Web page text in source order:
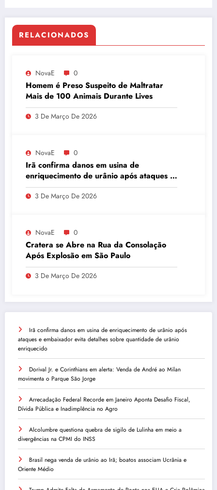
RELACIONADOS
NovaE 0
Homem é Preso Suspeito de Maltratar
Mais de 100 Animais Durante Lives
3 De Março De 2026
NovaE 0
Irã confirma danos em usina de
enriquecimento de urânio após ataques e
embaixador evita detalhes sobre
quantidade de urânio enriquecido
3 De Março De 2026
NovaE 0
Cratera se Abre na Rua da Consolação
Após Explosão em São Paulo
3 De Março De 2026
Irã confirma danos em usina de enriquecimento de urânio após
ataques e embaixador evita detalhes sobre quantidade de urânio
enriquecido
Dorival Jr. e Corinthians em alerta: Venda de André ao Milan
movimenta o Parque São Jorge
Arrecadação Federal Recorde em Janeiro Aponta Desafio Fiscal,
Dívida Pública e Inadimplência no Agro
Alcolumbre questiona quebra de sigilo de Lulinha em meio a
divergências na CPMI do INSS
Brasil nega venda de urânio ao Irã; boatos associam Ucrânia e
Oriente Médio